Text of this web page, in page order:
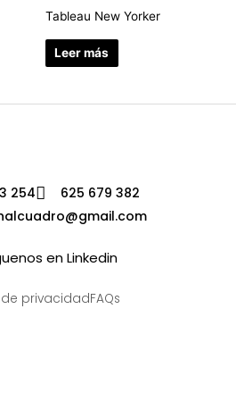
Tableau New Yorker
Leer más
254
625 679 382
en Linkedin
de privacidadFAQs